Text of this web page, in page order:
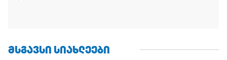
ᲛᲡᲒᲐᲕᲡᲘ ᲡᲘᲐᲮᲚᲔᲔᲑᲘ